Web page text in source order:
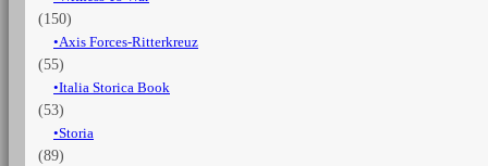
(150)
Axis Forces-Ritterkreuz
(55)
Italia Storica Book
(53)
Storia
(89)